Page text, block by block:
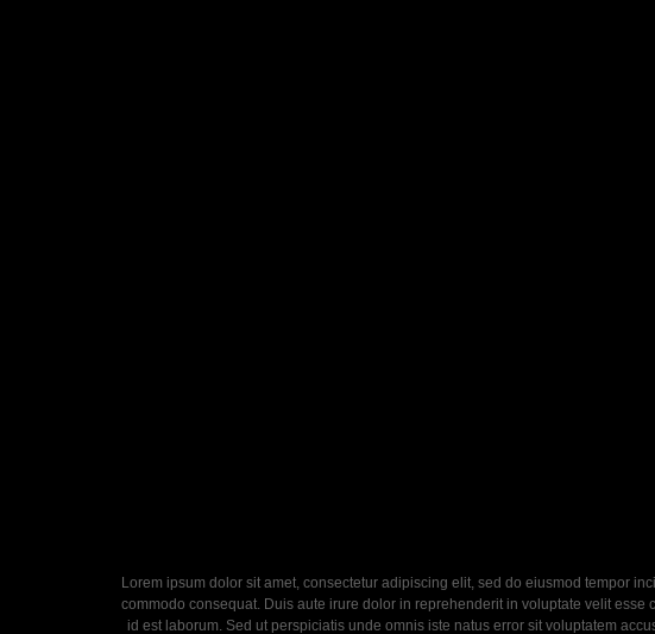
Lorem ipsum dolor sit amet, consectetur adipiscing elit, sed do eiusmod tempor
commodo consequat. Duis aute irure dolor in reprehenderit in voluptate velit
id est laborum. Sed ut perspiciatis unde omnis iste natus error sit voluptatem